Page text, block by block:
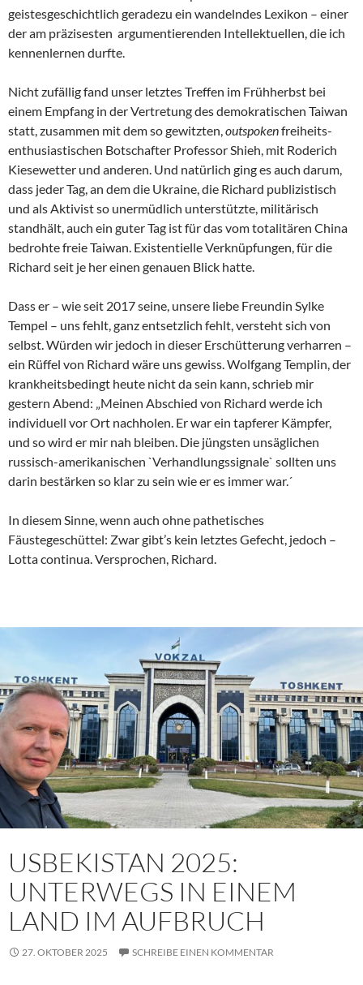
geistesgeschichtlich geradezu ein wandelndes Lexikon – einer
der am präzisesten argumentierenden Intellektuellen, die ich
kennenlernen durfte.
Nicht zufällig fand unser letztes Treffen im Frühherbst bei
einem Empfang in der Vertretung des demokratischen Taiwan
statt, zusammen mit dem so gewitzten,outspokenfreiheits-
enthusiastischen Botschafter Professor Shieh, mit Roderich
Kiesewetter und anderen. Und natürlich ging es auch darum,
dass jeder Tag, an dem die Ukraine, die Richard publizistisch
und als Aktivist so unermüdlich unterstützte, militärisch
standhält, auch ein guter Tag ist für das vom totalitären China
bedrohte freie Taiwan. Existentielle Verknüpfungen, für die
Richard seit je her einen genauen Blick hatte.
Dass er – wie seit 2017 seine, unsere liebe Freundin Sylke
Tempel – uns fehlt, ganz entsetzlich fehlt, versteht sich von
selbst. Würden wir jedoch in dieser Erschütterung verharren –
ein Rüffel von Richard wäre uns gewiss. Wolfgang Templin, der
krankheitsbedingt heute nicht da sein kann, schrieb mir
gestern Abend: „Meinen Abschied von Richard werde ich
individuell vor Ort nachholen. Er war ein tapferer Kämpfer,
und so wird er mir nah bleiben. Die jüngsten unsäglichen
russisch-amerikanischen `Verhandlungssignale` sollten uns
darin bestärken so klar zu sein wie er es immer war.´
In diesem Sinne, wenn auch ohne pathetisches
Fäustegeschüttel: Zwar gibt’s kein letztes Gefecht, jedoch –
Lotta continua. Versprochen, Richard.
USBEKISTAN 2025:
UNTERWEGS IN EINEM
LAND IM AUFBRUCH
27. OKTOBER 2025 SCHREIBE EINEN KOMMENTAR